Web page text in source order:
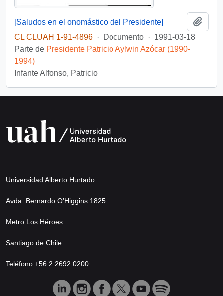
[Saludos en el onomástico del Presidente]
CL CLUAH 1-91-4896 · Documento · 1991-03-18
Parte de Presidente Patricio Aylwin Azócar (1990-
1994)
Infante Alfonso, Patricio
Universidad Alberto Hurtado
Avda. Bernardo O’Higgins 1825
Metro Los Héroes
Santiago de Chile
Teléfono +56 2 2692 0200